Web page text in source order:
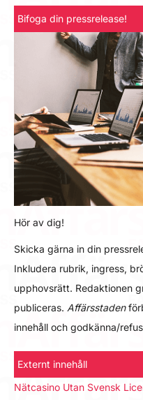
Bifoga din pressrelease!
Hör av dig!
Skicka gärna in din
Inkludera rubrik, ingress,
upphovsrätt. Redaktionen
publiceras. Affärsstaden
innehåll och godkänna/
Externt innehåll
Nätcasino Utan Svensk